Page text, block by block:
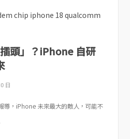
頭」？iPhone 自研
日
導，iPhone 未來最大的敵人，可能不